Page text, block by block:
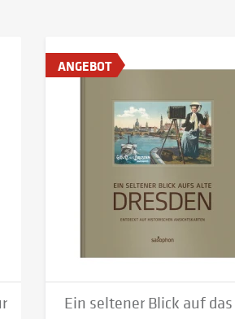
ANGEBOT
Ein seltener Blick auf